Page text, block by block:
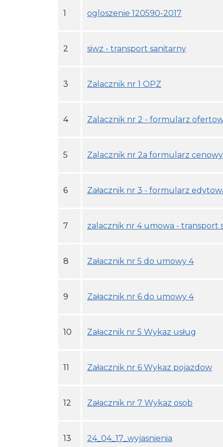
1 ogloszenie 120590-2017
2 siwz - transport sanitarny
3 Zalacznik nr 1 OPZ
4 Zalacznik nr 2 - formularz
5 Zalacznik nr 2a formularz cenowy
6 Załacznik nr 3 - formularz
7 zalacznik nr 4 umowa - transport
8 Załacznik nr 5 do umowy 4
9 Załacznik nr 6 do umowy 4
10 Załacznik nr 5 Wykaz usług
11 Załacznik nr 6 Wykaz pojazdow
12 Załacznik nr 7 Wykaz osob
13 24_04_17_wyjasnienia